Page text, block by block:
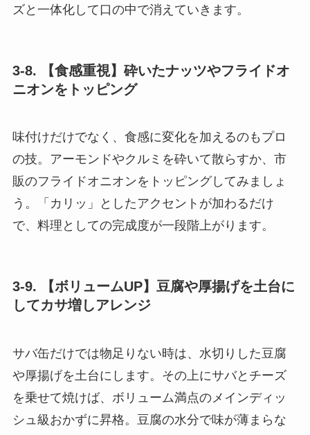
ズと一体化して口の中で消えていきます。
3-8. 【食感重視】砕いたナッツやフライドオ
ニオンをトッピング
味付けだけでなく、食感に変化を加えるのもプロ
の技。アーモンドやクルミを砕いて散らすか、市
販のフライドオニオンをトッピングしてみましょ
う。「カリッ」としたアクセントが加わるだけ
で、料理としての完成度が一段階上がります。
3-9. 【ボリュームUP】豆腐や厚揚げを土台に
してカサ増しアレンジ
サバ缶だけでは物足りない時は、水切りした豆腐
や厚揚げを土台にします。その上にサバとチーズ
を乗せて焼けば、ボリューム満点のメインディッ
シュ級おかずに昇格。豆腐の水分で味が薄まらな